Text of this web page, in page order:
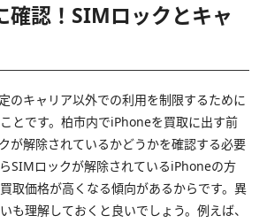
確認！SIMロックとキャ
のキャリア以外での利用を制限するために
とです。柏市内でiPhoneを買取に出す前
が解除されているかどうかを確認する必要
SIMロックが解除されているiPhoneの方
取価格が高くなる傾向があるからです。異
も理解しておくと良いでしょう。例えば、